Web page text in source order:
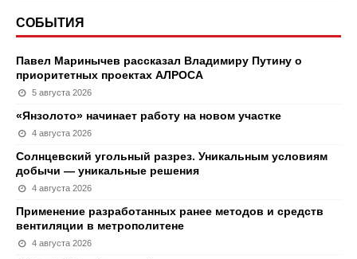
СОБЫТИЯ
Павел Маринычев рассказал Владимиру Путину о
приоритетных проектах АЛРОСА
5 августа 2026
«Янзолото» начинает работу на новом участке
4 августа 2026
Солнцевский угольный разрез. Уникальным условиям
добычи — уникальные решения
4 августа 2026
Применение разработанных ранее методов и средств
вентиляции в метрополитене
4 августа 2026